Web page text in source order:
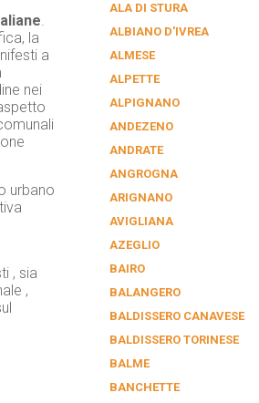
.
la
a
nei
urbano
, sia
,
ALA DI STURA
ALBIANO D'IVREA
ALMESE
ALPETTE
ALPIGNANO
ANDEZENO
ANDRATE
ANGROGNA
ARIGNANO
AVIGLIANA
AZEGLIO
BAIRO
BALANGERO
BALDISSERO CANAVESE
BALDISSERO TORINESE
BALME
BANCHETTE